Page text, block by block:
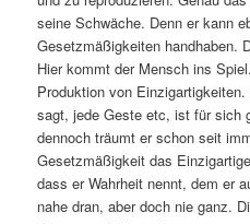
seine Schwäche. Denn er kann
Gesetzmäßigkeiten handhaben.
Hier kommt der Mensch ins
Produktion von
sagt, jede Geste etc, ist für sich
dennoch träumt er schon seit
Gesetzmäßigkeit das
dass er Wahrheit nennt, dem er
nahe dran, aber doch nie ganz.